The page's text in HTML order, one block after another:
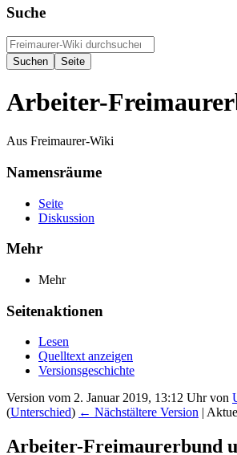
Suche
Arbeiter-
Aus Freimaurer-Wiki
Namensräume
Seite
Diskussion
Mehr
Mehr
Seitenaktionen
Lesen
Quelltext anzeigen
Versionsgeschichte
Version vom 2. Januar 2019, 13:12 Uhr von
(Unterschied) ← Nächstältere Version |
Arbeiter-Freimaurerbund